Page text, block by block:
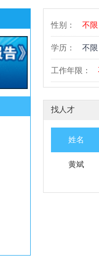
性别： 不限
学历： 不限
工作年限：
找人才
姓名
黄斌